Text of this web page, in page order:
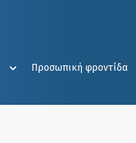
Προσωπική φροντίδα